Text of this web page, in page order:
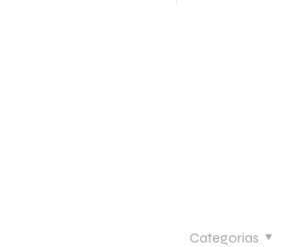
Categorias